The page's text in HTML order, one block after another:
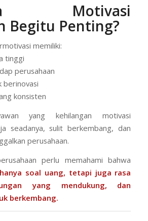
Motivasi
Begitu Penting?
memiliki:
tinggi
perusahaan
berinovasi
konsisten
yang kehilangan motivasi
seadanya, sulit berkembang, dan
perusahaan.
perlu memahami bahwa
soal uang, tetapi juga rasa
yang mendukung, dan
berkembang.